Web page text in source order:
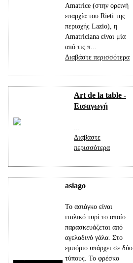
Amatrice (στην ορεινή
επαρχία του Rieti της
περιοχής Lazio), η
Amatriciana είναι μία
από τις π...
Διαβάστε περισσότερα
Art de la table -
Εισαγωγή
Διαβάστε
περισσότερα
asiago
Το ασιάγκο είναι
ιταλικό τυρί το οποίο
παρασκευάζεται από
αγελαδινό γάλα. Στο
εμπόριο υπάρχει σε δύο
τύπους. Το φρέσκο